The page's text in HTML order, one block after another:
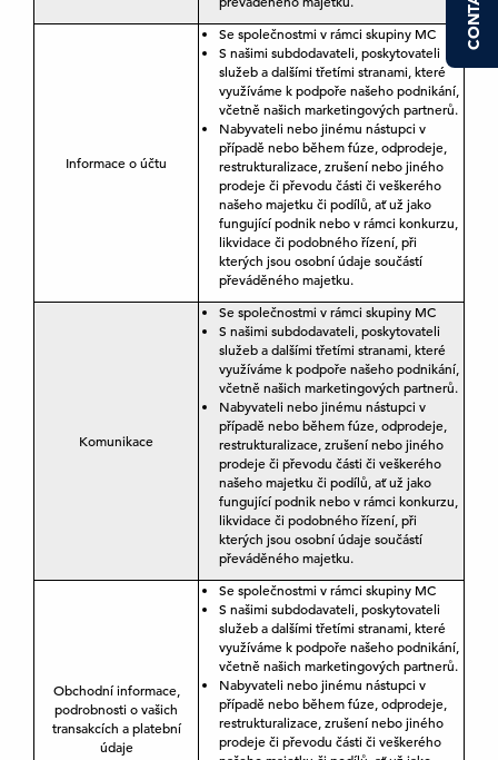
Informace o účtu
Se společnostmi v rámci skupiny MC
S našimi subdodavateli, poskytovateli
služeb a dalšími třetími stranami, které
využíváme k podpoře našeho podnikání,
včetně našich marketingových partnerů.
Nabyvateli nebo jinému nástupci v
případě nebo během fúze, odprodeje,
restrukturalizace, zrušení nebo jiného
prodeje či převodu části či veškerého
našeho majetku či podílů, ať už jako
fungující podnik nebo v rámci konkurzu,
likvidace či podobného řízení, při
kterých jsou osobní údaje součástí
převáděného majetku.
Komunikace
Se společnostmi v rámci skupiny MC
S našimi subdodavateli, poskytovateli
služeb a dalšími třetími stranami, které
využíváme k podpoře našeho podnikání,
včetně našich marketingových partnerů.
Nabyvateli nebo jinému nástupci v
případě nebo během fúze, odprodeje,
restrukturalizace, zrušení nebo jiného
prodeje či převodu části či veškerého
našeho majetku či podílů, ať už jako
fungující podnik nebo v rámci konkurzu,
likvidace či podobného řízení, při
kterých jsou osobní údaje součástí
převáděného majetku.
Obchodní informace,
podrobnosti o vašich
transakcích a platební
údaje
Se společnostmi v rámci skupiny MC
S našimi subdodavateli, poskytovateli
služeb a dalšími třetími stranami, které
využíváme k podpoře našeho podnikání,
včetně našich marketingových partnerů.
Nabyvateli nebo jinému nástupci v
případě nebo během fúze, odprodeje,
restrukturalizace, zrušení nebo jiného
prodeje či převodu části či veškerého